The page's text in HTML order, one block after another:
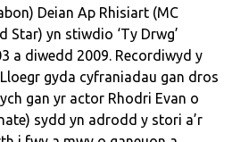
Deian Ap Rhisiart (MC
Star) yn stiwdio ‘Ty Drwg’
a diwedd 2009. Recordiwyd y
gyda cyfraniadau gan dros
gan yr actor Rhodri Evan o
sydd yn adrodd y stori a’r